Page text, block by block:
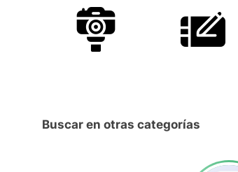
Buscar en otras categorías